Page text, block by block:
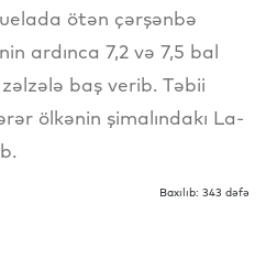
ötən çərşənbə
ardınca 7,2 və 7,5 bal
zəlzələ baş verib. Təbii
ölkənin şimalındakı La-
Baxılıb: 343 dəfə